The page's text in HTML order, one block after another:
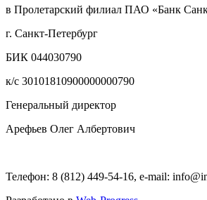
в Пролетарский филиал ПАО «Банк
г. Санкт-Петербург
БИК 044030790
к/с 30101810900000000790
Генеральный директор
Арефьев Олег Албертович
Телефон: 8 (812) 449-54-16, e-mail: